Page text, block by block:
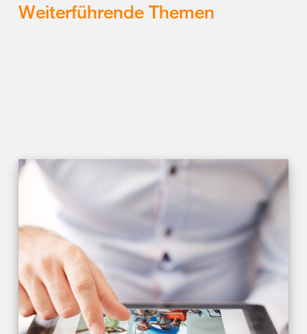
Weiterführende Themen